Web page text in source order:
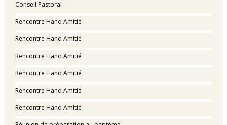
Conseil Pastoral
Rencontre Hand Amitié
Rencontre Hand Amitié
Rencontre Hand Amitié
Rencontre Hand Amitié
Rencontre Hand Amitié
Rencontre Hand Amitié